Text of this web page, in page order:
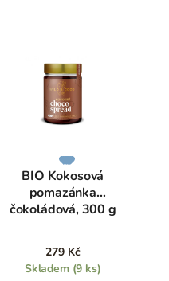
BIO Kokosová
pomazánka
čokoládová, 300 g
279 Kč
Skladem (9 ks)